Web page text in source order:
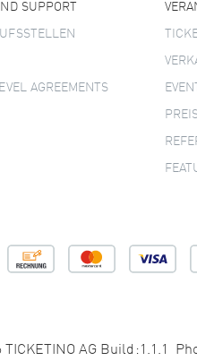
SUPPORT
AGREEMENTS
TICKETINO AG Build:1.1.1